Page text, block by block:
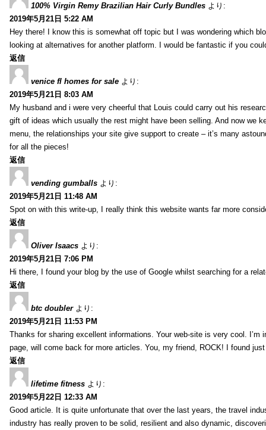
100% Virgin Remy Brazilian Hair Curly Bundles より:
2019年5月21日 5:22 AM
Hey there! I know this is somewhat off topic but I was wondering which
looking at alternatives for another platform. I would be fantastic if you
返信
venice fl homes for sale より:
2019年5月21日 8:03 AM
My husband and i were very cheerful that Louis could carry out his
gift of ideas which usually the rest might have been selling. And now we
menu, the relationships your site give support to create – it’s many
for all the pieces!
返信
vending gumballs より:
2019年5月21日 11:48 AM
Spot on with this write-up, I really think this website wants far more
返信
Oliver Isaacs より:
2019年5月21日 7:06 PM
Hi there, I found your blog by the use of Google whilst searching for a
返信
btc doubler より:
2019年5月21日 11:53 PM
Thanks for sharing excellent informations. Your web-site is very cool.
page, will come back for more articles. You, my friend, ROCK! I found
返信
lifetime fitness より:
2019年5月22日 12:33 AM
Good article. It is quite unfortunate that over the last years, the travel
industry has really proven to be solid, resilient and also dynamic,